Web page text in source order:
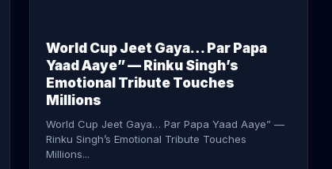
World Cup Jeet Gaya… Par Papa
Yaad Aaye” — Rinku Singh’s
Emotional Tribute Touches
Millions
World Cup Jeet Gaya… Par Papa Yaad Aaye” —
Rinku Singh’s Emotional Tribute Touches
Millions...